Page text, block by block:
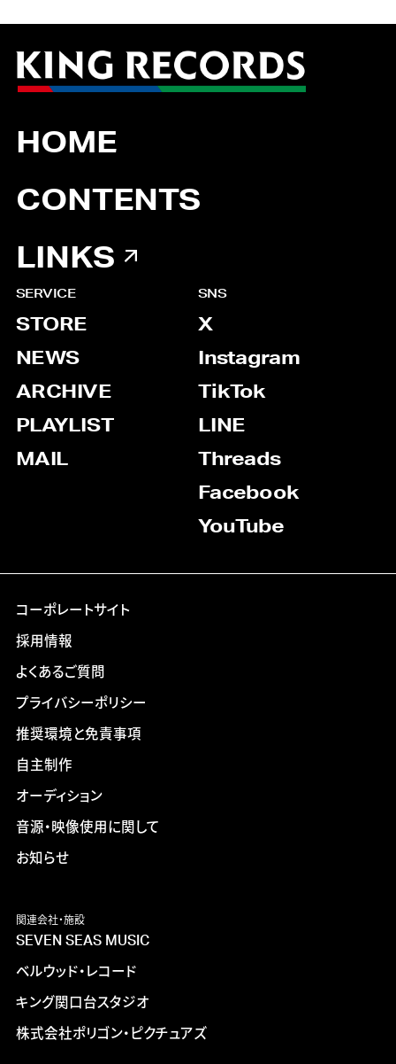
HOME
CONTENTS
LINKS
SERVICE
STORE
NEWS
ARCHIVE
PLAYLIST
MAIL
SNS
X
Instagram
TikTok
LINE
Threads
Facebook
YouTube
コーポレートサイト
採用情報
よくあるご質問
プライバシーポリシー
推奨環境と免責事項
自主制作
オーディション
音源・映像使用に関して
お知らせ
関連会社・施設
SEVEN SEAS MUSIC
ベルウッド・レコード
キング関口台スタジオ
株式会社ポリゴン・ピクチュアズ